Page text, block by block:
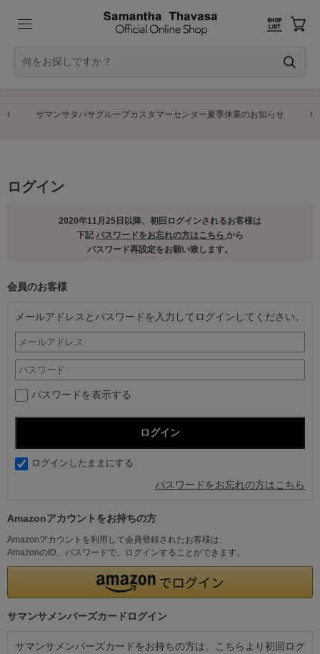
サマンサタバサグループカスタマーセンター夏季休業のお知らせ
ログイン
2020年11月25日以降、初回ログインされるお客様は
下記パスワードをお忘れの方はこちら から
パスワード再設定をお願い致します。
会員のお客様
メールアドレスとパスワードを入力してログインしてください。
パスワードを表示する
ログインしたままにする
パスワードをお忘れの方はこちら
Amazonアカウントをお持ちの方
Amazonアカウントを利用して会員登録されたお客様は、
AmazonのID、パスワードで、ログインすることができます。
サマンサメンバーズカードログイン
サマンサメンバーズカードをお持ちの方は、こちらより初回ログ